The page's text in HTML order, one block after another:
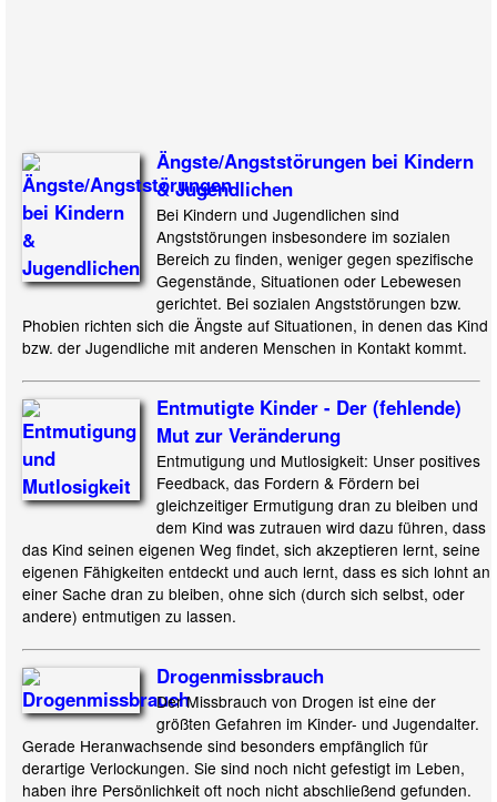
Ängste/Angststörungen bei Kindern
& Jugendlichen
Bei Kindern und Jugendlichen sind
Angststörungen insbesondere im sozialen
Bereich zu finden, weniger gegen spezifische
Gegenstände, Situationen oder Lebewesen
gerichtet. Bei sozialen Angststörungen bzw.
Phobien richten sich die Ängste auf Situationen, in denen das Kind
bzw. der Jugendliche mit anderen Menschen in Kontakt kommt.
Entmutigte Kinder - Der (fehlende)
Mut zur Veränderung
Entmutigung und Mutlosigkeit: Unser positives
Feedback, das Fordern & Fördern bei
gleichzeitiger Ermutigung dran zu bleiben und
dem Kind was zutrauen wird dazu führen, dass
das Kind seinen eigenen Weg findet, sich akzeptieren lernt, seine
eigenen Fähigkeiten entdeckt und auch lernt, dass es sich lohnt an
einer Sache dran zu bleiben, ohne sich (durch sich selbst, oder
andere) entmutigen zu lassen.
Drogenmissbrauch
Der Missbrauch von Drogen ist eine der
größten Gefahren im Kinder- und Jugendalter.
Gerade Heranwachsende sind besonders empfänglich für
derartige Verlockungen. Sie sind noch nicht gefestigt im Leben,
haben ihre Persönlichkeit oft noch nicht abschließend gefunden.